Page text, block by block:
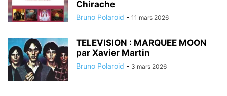
Chirache
Bruno Polaroid - 11 mars 2026
TELEVISION : MARQUEE MOON
par Xavier Martin
Bruno Polaroid - 3 mars 2026